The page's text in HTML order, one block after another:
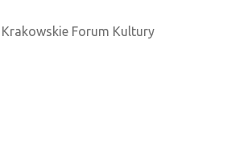
Forum Kultury